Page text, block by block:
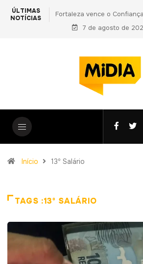
ÚLTIMAS
NOTÍCIAS
em Aracaju e avança
PF prende primo
vantagens
7 de agosto de
Início 13º Salário
TAGS :13º SALÁRIO